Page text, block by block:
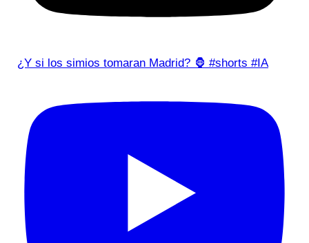
¿Y si los simios tomaran Madrid? 🦍 #shorts #IA